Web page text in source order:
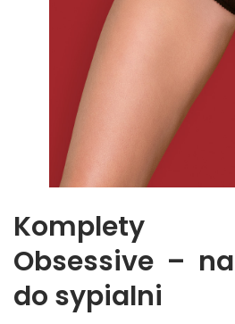
Komplety
Obsessive –
do sypialni